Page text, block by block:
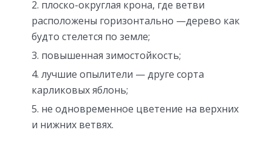
плоско-округлая крона, где ветви
расположены горизонтально —дерево как
будто стелется по земле;
повышенная зимостойкость;
лучшие опылители — друге сорта
карликовых яблонь;
не одновременное цветение на верхних
и нижних ветвях.